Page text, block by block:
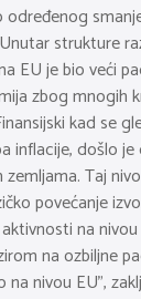
određenog
strukture
EU je bio veći
zbog mnogih
kad se
inflacije, došlo je
Taj
povećanje
na
na ozbiljne
nivou EU”,